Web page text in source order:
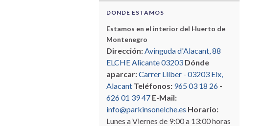
DONDE ESTAMOS
Estamos en el interior del Huerto de
Montenegro
Dirección:Avinguda d'Alacant, 88
ELCHE Alicante 03203 Dónde
aparcar:Carrer Llíber - 03203 Elx,
Alacant Teléfonos: 965 03 18 26-
626 01 39 47 E-Mail:
info@parkinsonelche.es Horario:
Lunes a Viernes de 9:00 a 13:00 horas